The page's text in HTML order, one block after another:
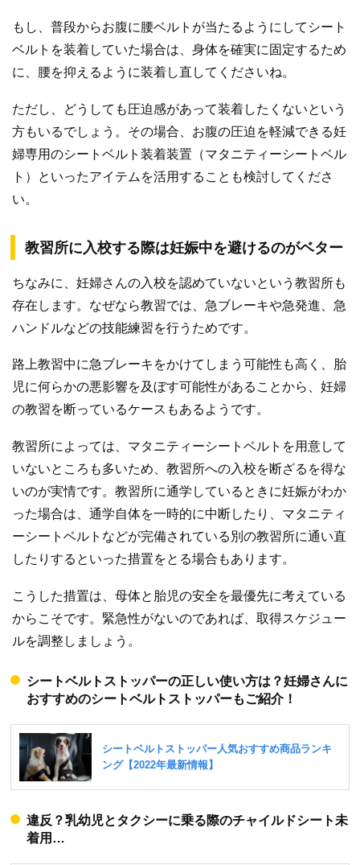
もし、普段からお腹に腰ベルトが当たるようにしてシート
ベルトを装着していた場合は、身体を確実に固定するため
に、腰を抑えるように装着し直してくださいね。
ただし、どうしても圧迫感があって装着したくないという
方もいるでしょう。その場合、お腹の圧迫を軽減できる妊
婦専用のシートベルト装着装置（マタニティーシートベル
ト）といったアイテムを活用することも検討してくださ
い。
教習所に入校する際は妊娠中を避けるのがベター
ちなみに、妊婦さんの入校を認めていないという教習所も
存在します。なぜなら教習では、急ブレーキや急発進、急
ハンドルなどの技能練習を行うためです。
路上教習中に急ブレーキをかけてしまう可能性も高く、胎
児に何らかの悪影響を及ぼす可能性があることから、妊婦
の教習を断っているケースもあるようです。
教習所によっては、マタニティーシートベルトを用意して
いないところも多いため、教習所への入校を断ざるを得な
いのが実情です。教習所に通学しているときに妊娠がわか
った場合は、通学自体を一時的に中断したり、マタニティ
ーシートベルトなどが完備されている別の教習所に通い直
したりするといった措置をとる場合もあります。
こうした措置は、母体と胎児の安全を最優先に考えている
からこそです。緊急性がないのであれば、取得スケジュー
ルを調整しましょう。
シートベルトストッパーの正しい使い方は？妊婦さんに
おすすめのシートベルトストッパーもご紹介！
違反？乳幼児とタクシーに乗る際のチャイルドシート未
着用…